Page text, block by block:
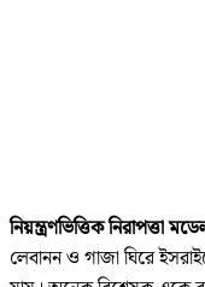
নিয়ন্ত্রণভিত্তিক নিরাপত্তা
লেবানন ও গাজা ঘিরে